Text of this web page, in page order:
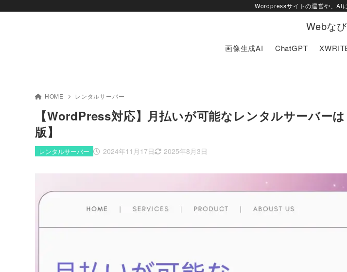
Webなび
Wordpressサイトの運営や、AI
画像生成AI ChatGPT
HOME レンタルサーバー
【WordPress対応】月払いが可能なレンタルサーバー
版】
2024年11月17日 2025年8月3日
レンタルサーバー